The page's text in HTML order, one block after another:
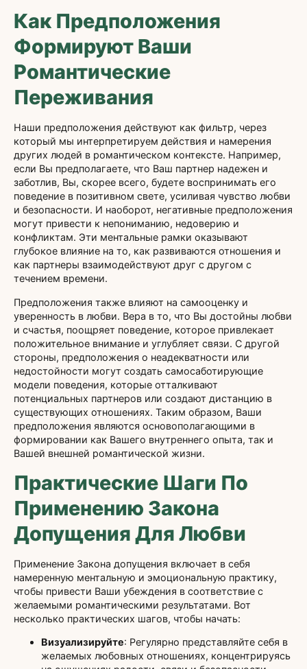
Как Предположения
Формируют Ваши
Романтические
Переживания
Наши предположения действуют как фильтр, через
который мы интерпретируем действия и намерения
других людей в романтическом контексте. Например,
если Вы предполагаете, что Ваш партнер надежен и
заботлив, Вы, скорее всего, будете воспринимать его
поведение в позитивном свете, усиливая чувство любви
и безопасности. И наоборот, негативные предположения
могут привести к непониманию, недоверию и
конфликтам. Эти ментальные рамки оказывают
глубокое влияние на то, как развиваются отношения и
как партнеры взаимодействуют друг с другом с
течением времени.
Предположения также влияют на самооценку и
уверенность в любви. Вера в то, что Вы достойны любви
и счастья, поощряет поведение, которое привлекает
положительное внимание и углубляет связи. С другой
стороны, предположения о неадекватности или
недостойности могут создать самосаботирующие
модели поведения, которые отталкивают
потенциальных партнеров или создают дистанцию в
существующих отношениях. Таким образом, Ваши
предположения являются основополагающими в
формировании как Вашего внутреннего опыта, так и
Вашей внешней романтической жизни.
Практические Шаги По
Применению Закона
Допущения Для Любви
Применение Закона допущения включает в себя
намеренную ментальную и эмоциональную практику,
чтобы привести Ваши убеждения в соответствие с
желаемыми романтическими результатами. Вот
несколько практических шагов, чтобы начать:
Визуализируйте: Регулярно представляйте себя в
желаемых любовных отношениях, концентрируясь